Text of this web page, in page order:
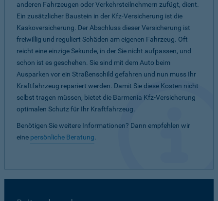
anderen Fahrzeugen oder Verkehrsteilnehmern zufügt, dient.
Ein zusätzlicher Baustein in der Kfz-Versicherung ist die
Kaskoversicherung. Der Abschluss dieser Versicherung ist
freiwillig und reguliert Schäden am eigenen Fahrzeug. Oft
reicht eine einzige Sekunde, in der Sie nicht aufpassen, und
schon ist es geschehen. Sie sind mit dem Auto beim
Ausparken vor ein Straßenschild gefahren und nun muss Ihr
Kraftfahrzeug repariert werden. Damit Sie diese Kosten nicht
selbst tragen müssen, bietet die Barmenia Kfz-Versicherung
optimalen Schutz für Ihr Kraftfahrzeug.
Benötigen Sie weitere Informationen? Dann empfehlen wir
eine persönliche Beratung.